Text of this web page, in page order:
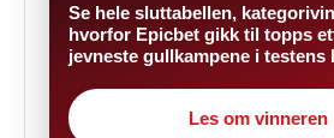
Se hele sluttabellen,
hvorfor Epicbet gikk til topps
jevneste gullkampene i testens
Les om